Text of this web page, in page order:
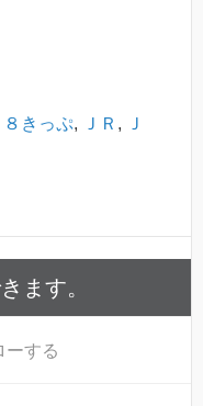
きっぷ, ＪＲ ,
Ｊ
ます。
ーする